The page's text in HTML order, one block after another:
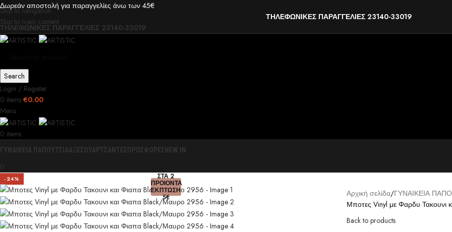
Skip to navigation
Skip to main content
Δωρεάν αποστολή για παραγγελίες άνω των 45€
ΤΗΛΕΦΩΝΙΚΕΣ ΠΑΡΑΓΓΕΛΙΕΣ 23140-33019
ΤΗΛΕΦΩΝΙΚΕΣ ΠΑΡΑΓΓΕΛΙΕΣ 23140-33019
Search
Login / Register
0 items €0.00
Menu
0 items
ΓΥΝΑΙΚΕΙΑ ΠΑΠΟΥΤΣΙΑΑΞΕΣΟΥΑΡΤΣΑΝΤΕΣ ΠΡΟΣΦΟΡΕΣ NEW IN
0
-24% ΣΤΑ 2
ΠΡΟΙΟΝΤΑ
ΕΚΠΤΩΣΗ
5€ Αρχική σελίδα ΓΥΝΑΙΚΕΙΑ
Μποτες Vinyl με Φαρδυ
Back to products